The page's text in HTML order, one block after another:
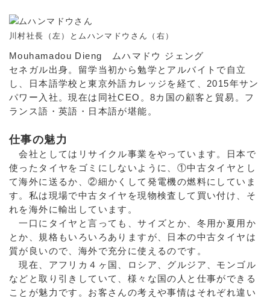
川村社長（左）とムハンマドウさん（右）
Mouhamadou Dieng ムハマドウ ジェング
セネガル出身。留学当初から勉学とアルバイトで自立
し、日本語学校と東京外語カレッジを経て、2015年サン
パワー入社。現在は同社CEO。8カ国の顧客と貿易。フ
ランス語・英語・日本語が堪能。
仕事の魅力
会社としてはリサイクル事業をやっています。日本で
使ったタイヤをゴミにしないように、①中古タイヤとし
て海外に送るか、②細かくして発電機の燃料にしていま
す。私は現場で中古タイヤを現物検査して買い付け、そ
れを海外に輸出しています。
一口にタイヤと言っても、サイズとか、冬用か夏用か
とか、規格もいろいろありますが、日本の中古タイヤは
質が良いので、海外で充分に使えるのです。
現在、アフリカ４ヶ国、ロシア、グルジア、モンゴル
などと取り引きしていて、様々な国の人と仕事ができる
ことが魅力です。お客さんの考えや事情はそれぞれ違い